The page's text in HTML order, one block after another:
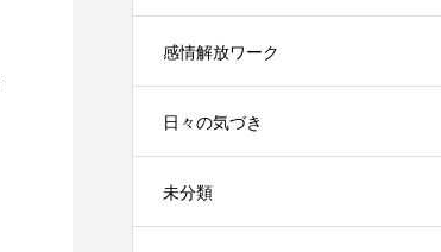
感情解放ワーク
日々の気づき
未分類